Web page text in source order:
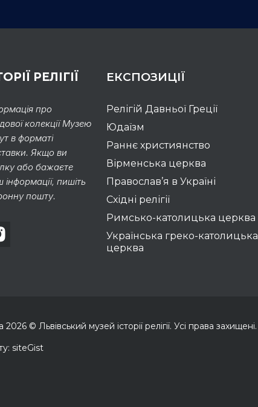
РЕЛІГІЇ
про
колекції Музею
в форматі
Якщо ви
або бажаєте
пишіть
пошту.
ЕКСПОЗИЦІЇ
Релігій Давньої Греції
Юдаїзм
Раннє християнство
Вірменська церква
Православ’я в Україні
Східні релігії
Римсько-католицька церква
Українська греко-католицька
церква
2026 © Львівський музей історії релігії. Усі права захищені.
siteGist